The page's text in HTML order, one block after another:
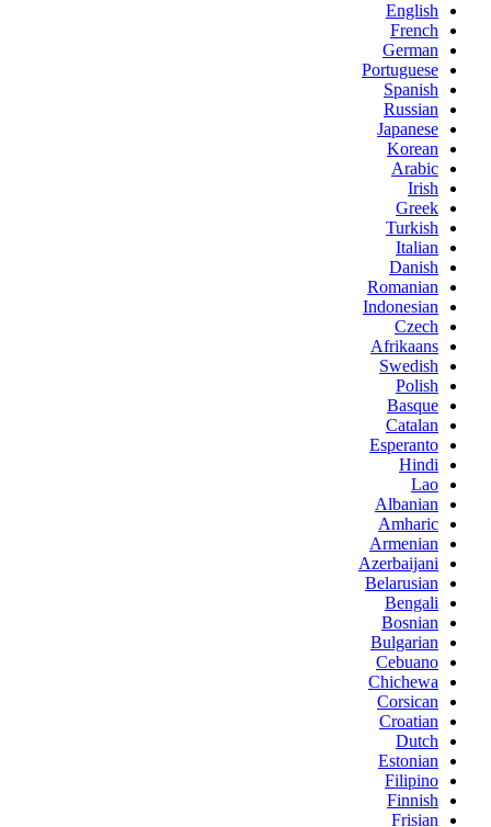
English
French
German
Portuguese
Spanish
Russian
Japanese
Korean
Arabic
Irish
Greek
Turkish
Italian
Danish
Romanian
Indonesian
Czech
Afrikaans
Swedish
Polish
Basque
Catalan
Esperanto
Hindi
Lao
Albanian
Amharic
Armenian
Azerbaijani
Belarusian
Bengali
Bosnian
Bulgarian
Cebuano
Chichewa
Corsican
Croatian
Dutch
Estonian
Filipino
Finnish
Frisian